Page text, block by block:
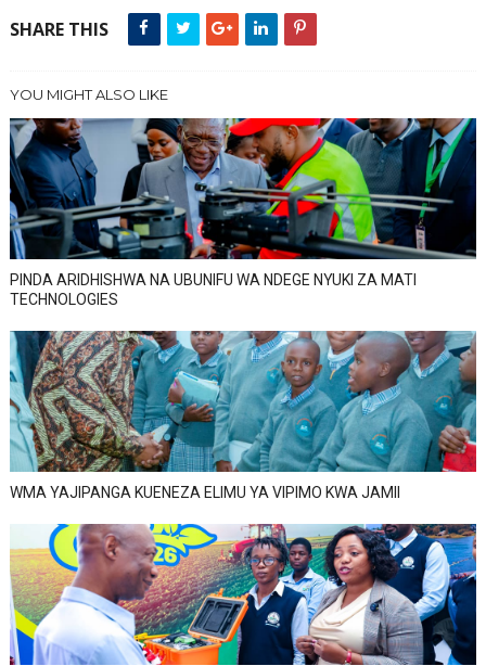
SHARE THIS
YOU MIGHT ALSO LIKE
PINDA ARIDHISHWA NA UBUNIFU WA NDEGE NYUKI ZA MATI
TECHNOLOGIES
WMA YAJIPANGA KUENEZA ELIMU YA VIPIMO KWA JAMII